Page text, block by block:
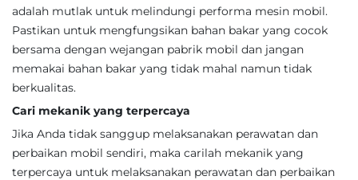
adalah mutlak untuk melindungi performa mesin mobil.
Pastikan untuk mengfungsikan bahan bakar yang cocok
bersama dengan wejangan pabrik mobil dan jangan
memakai bahan bakar yang tidak mahal namun tidak
berkualitas.
Cari mekanik yang terpercaya
Jika Anda tidak sanggup melaksanakan perawatan dan
perbaikan mobil sendiri, maka carilah mekanik yang
terpercaya untuk melaksanakan perawatan dan perbaikan